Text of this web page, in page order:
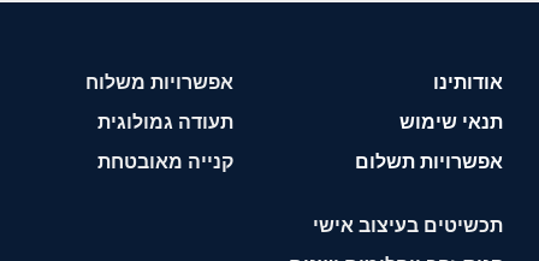
אודותינו
תנאי שימוש
אפשרויות תשלום
אפשרויות משלוח
תעודה גמולוגית
קנייה מאובטחת
תכשיטים בעיצוב אישי